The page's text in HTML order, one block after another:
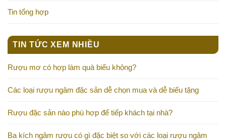
Tin tổng hợp
TIN TỨC XEM NHIỀU
Rượu mơ có hợp làm quà biếu không?
Các loại rượu ngâm đặc sản dễ chọn mua và dễ biếu tặng
Rượu đặc sản nào phù hợp để tiếp khách tại nhà?
Ba kích ngâm rượu có gì đặc biệt so với các loại rượu ngâm